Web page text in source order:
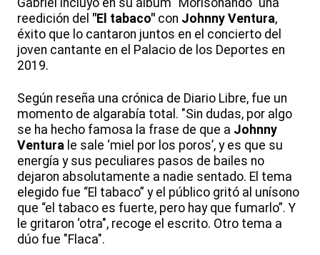
Gabriel incluyó en su álbum "Morisoñando" una
reedición del "El tabaco" con Johnny Ventura,
éxito que lo cantaron juntos en el concierto del
joven cantante en el Palacio de los Deportes en
2019.
Según reseña una crónica de Diario Libre, fue un
momento de algarabía total. "Sin dudas, por algo
se ha hecho famosa la frase de que a Johnny
Ventura le sale ‘miel por los poros’, y es que su
energía y sus peculiares pasos de bailes no
dejaron absolutamente a nadie sentado. El tema
elegido fue “El tabaco” y el público gritó al unísono
que “el tabaco es fuerte, pero hay que fumarlo”. Y
le gritaron ‘otra", recoge el escrito. Otro tema a
dúo fue "Flaca".